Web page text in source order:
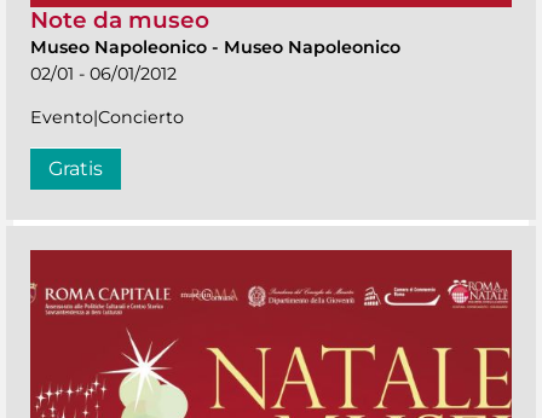
Note da museo
Museo Napoleonico - Museo Napoleonico
02/01 - 06/01/2012
Evento|Concierto
Gratis